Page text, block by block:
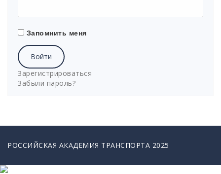
Запомнить меня
Войти
Зарегистрироваться
Забыли пароль?
РОССИЙСКАЯ АКАДЕМИЯ ТРАНСПОРТА 2025